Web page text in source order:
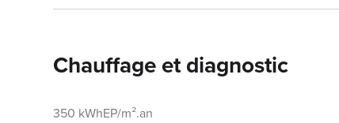
Chauffage et diagnostic
350 kWhEP/m².an